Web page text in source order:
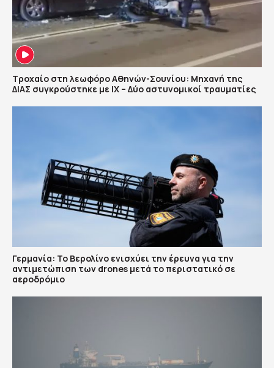
Τροχαίο στη λεωφόρο Αθηνών-Σουνίου: Μηχανή της
ΔΙΑΣ συγκρούστηκε με ΙΧ – Δύο αστυνομικοί τραυματίες
Γερμανία: Το Βερολίνο ενισχύει την έρευνα για την
αντιμετώπιση των drones μετά το περιστατικό σε
αεροδρόμιο